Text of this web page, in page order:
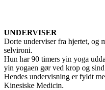
UNDERVISER
Dorte underviser fra hjertet, og
selvironi.
Hun har 90 timers yin yoga
yin yogaen gør ved krop og
Hendes undervisning er fyldt
Kinesiske Medicin.